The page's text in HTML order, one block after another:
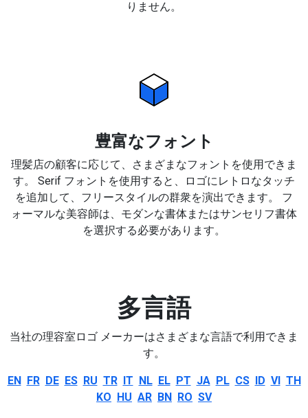
りません。
豊富なフォント
理髪店の顧客に応じて、さまざまなフォントを使用できま
す。 Serif フォントを使用すると、ロゴにレトロなタッチ
を追加して、フリースタイルの群衆を演出できます。 フ
ォーマルな美容師は、モダンな書体またはサンセリフ書体
を選択する必要があります。
多言語
当社の理容室ロゴ メーカーはさまざまな言語で利用できま
す。
EN FR DE ES RU TR IT NL EL PT JA PL CS ID VI TH
KO HU AR BN RO SV